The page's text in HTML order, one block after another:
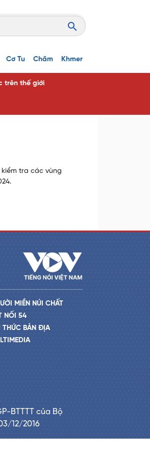
Cơ Tu Chăm Khmer
trên thế giới
kiểm tra các vùng
MIỀN NÚI CHẤT
NỐI 54
THỨC BẢN ĐỊA
BTTTT của Bộ
12/2016